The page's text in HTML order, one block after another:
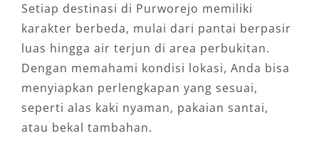
Setiap destinasi di Purworejo memiliki
karakter berbeda, mulai dari pantai berpasir
luas hingga air terjun di area perbukitan.
Dengan memahami kondisi lokasi, Anda bisa
menyiapkan perlengkapan yang sesuai,
seperti alas kaki nyaman, pakaian santai,
atau bekal tambahan.